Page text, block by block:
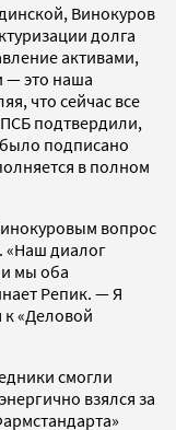
Винокуров
долга
активами,
— это наша
что сейчас все
подтвердили,
было подписано
в полном
вопрос
«Наш диалог
мы оба
Репик. — Я
«Деловой
смогли
взялся за